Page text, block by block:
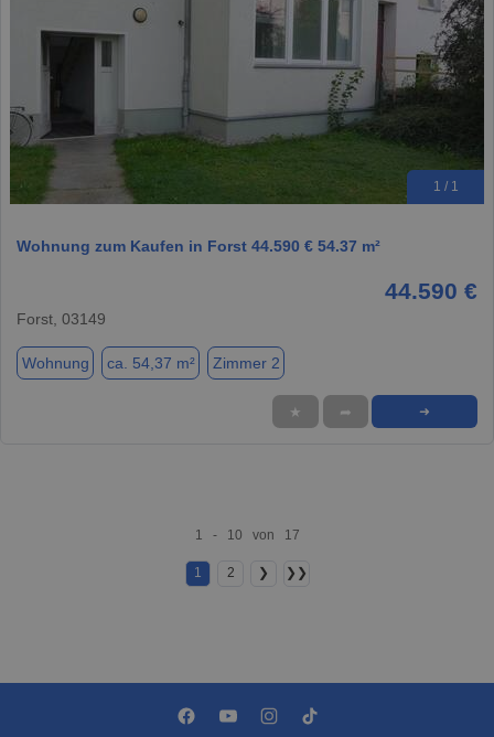
1 / 1
Wohnung zum Kaufen in Forst 44.590 € 54.37 m²
44.590 €
Forst, 03149
Wohnung ca. 54,37 m² Zimmer 2
★ ➦ ➜
1 - 10 von 17
1 2 ❯ ❯❯